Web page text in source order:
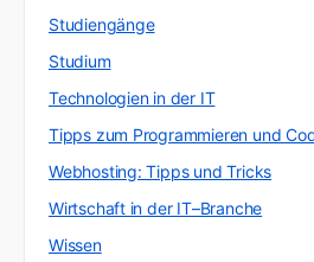
Studiengänge
Studium
Technologien in der IT
Tipps zum Programmieren und
Webhosting: Tipps und Tricks
Wirtschaft in der IT–Branche
Wissen